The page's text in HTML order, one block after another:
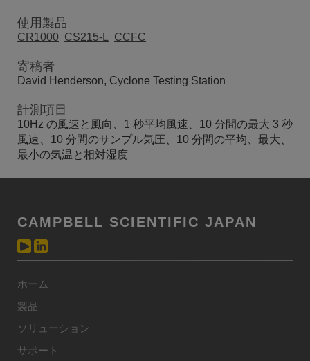
使用製品
CR1000 CS215-L CCFC
寄稿者
David Henderson, Cyclone Testing Station
計測項目
10Hz の風速と風向、1 秒平均風速、10 分間の最大 3 秒
風速、10 分間のサンプル気圧、10 分間の平均、最大、
最小の気温と相対湿度
CAMPBELL SCIENTIFIC JAPAN
ホーム
製品
ソリューション
サポート